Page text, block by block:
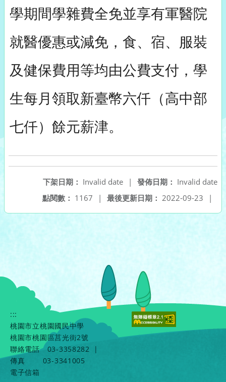
學期間學雜費全免並享有軍醫院
就醫優惠或減免，食、宿、服裝
及健保費用等均由公費支付，學
生每月領取新臺幣六仟（高中部
七仟）餘元薪津。
發佈日期： Invalid date
下架日期： Invalid date
|
最後更新日期： 2022-09-23 |
點閱數： 1167 |
:::
桃園市立桃園國民中學
桃園市桃園區莒光街2號
聯絡電話
03-3358282
|
傳真
03-3341005
電子信箱